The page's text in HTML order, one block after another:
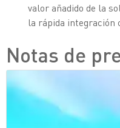
valor añadido de la
la rápida integración
Notas de